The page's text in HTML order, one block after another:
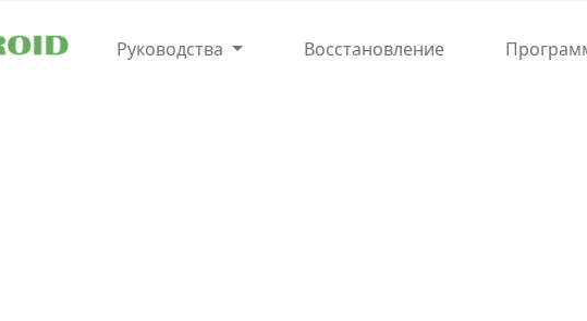
Руководства
Восстановление